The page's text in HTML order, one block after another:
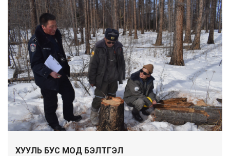
ХУУЛЬ БУС МОД БЭЛТГЭЛ